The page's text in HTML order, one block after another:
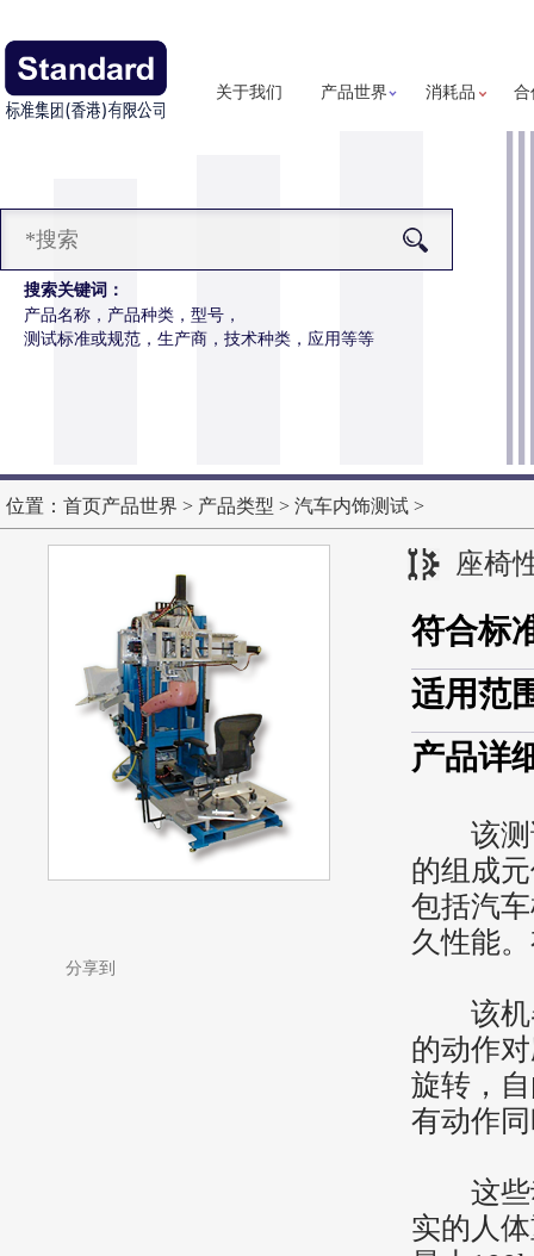
关于我们 产品世界 消耗品 合
搜索关键词：
产品名称，产品种类，型号，
测试标准或规范，生产商，技术种类，应用等等
位置： 首页产品世界 > 产品类型 > 汽车内饰测试 >
座椅
分享到
符合标
适用范
产品详
该测试
的组成
包括汽
久性能
该机器
的动作
旋转，
有动作
这些动
实的人